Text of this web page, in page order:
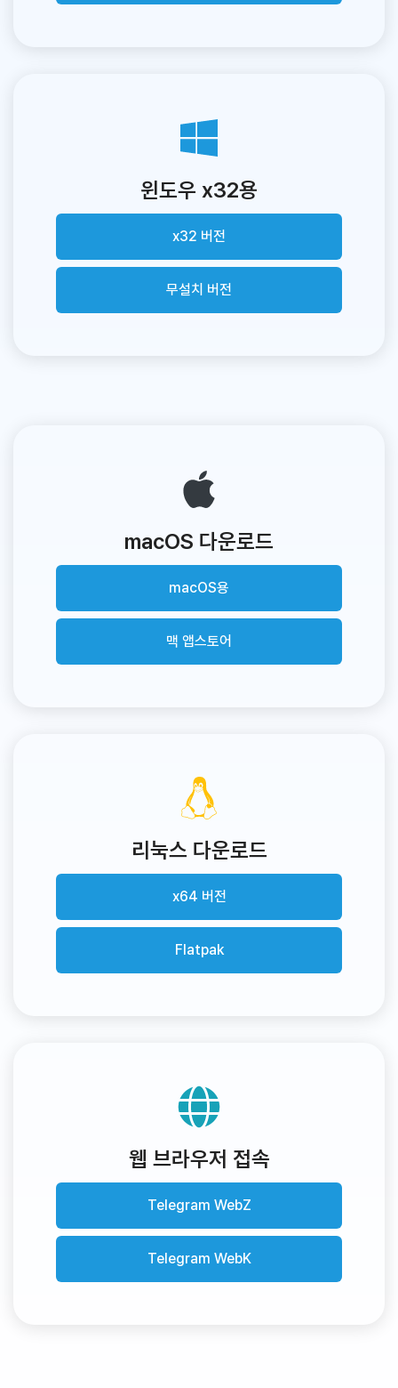
윈도우 x32용
x32 버전
무설치 버전
macOS 다운로드
macOS용
맥 앱스토어
리눅스 다운로드
x64 버전
Flatpak
웹 브라우저 접속
Telegram WebZ
Telegram WebK